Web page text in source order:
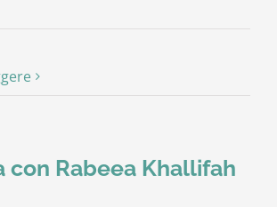
con Rabeea Khallifah